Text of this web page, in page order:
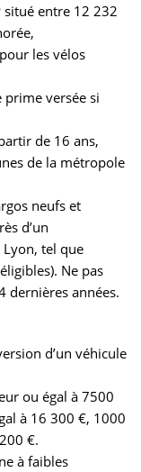
situé entre 12 232
les vélos
prime versée si
de 16 ans,
de la métropole
neufs et
d’un
tel que
Ne pas
dernières années.
d’un véhicule
ou égal à 7500
à 16 300 €, 1000
€.
à faibles